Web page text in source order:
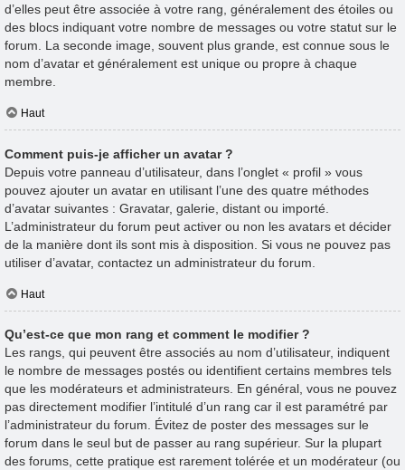
d’elles peut être associée à votre rang, généralement des étoiles ou
des blocs indiquant votre nombre de messages ou votre statut sur le
forum. La seconde image, souvent plus grande, est connue sous le
nom d’avatar et généralement est unique ou propre à chaque
membre.
Haut
Comment puis-je afficher un avatar ?
Depuis votre panneau d’utilisateur, dans l’onglet « profil » vous
pouvez ajouter un avatar en utilisant l’une des quatre méthodes
d’avatar suivantes : Gravatar, galerie, distant ou importé.
L’administrateur du forum peut activer ou non les avatars et décider
de la manière dont ils sont mis à disposition. Si vous ne pouvez pas
utiliser d’avatar, contactez un administrateur du forum.
Haut
Qu’est-ce que mon rang et comment le modifier ?
Les rangs, qui peuvent être associés au nom d’utilisateur, indiquent
le nombre de messages postés ou identifient certains membres tels
que les modérateurs et administrateurs. En général, vous ne pouvez
pas directement modifier l’intitulé d’un rang car il est paramétré par
l’administrateur du forum. Évitez de poster des messages sur le
forum dans le seul but de passer au rang supérieur. Sur la plupart
des forums, cette pratique est rarement tolérée et un modérateur (ou